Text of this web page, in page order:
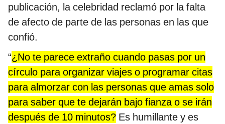
publicación, la celebridad reclamó por la falta
de afecto de parte de las personas en las que
confió.
“¿No te parece extraño cuando pasas por un
círculo para organizar viajes o programar citas
para almorzar con las personas que amas solo
para saber que te dejarán bajo fianza o se irán
después de 10 minutos? Es humillante y es